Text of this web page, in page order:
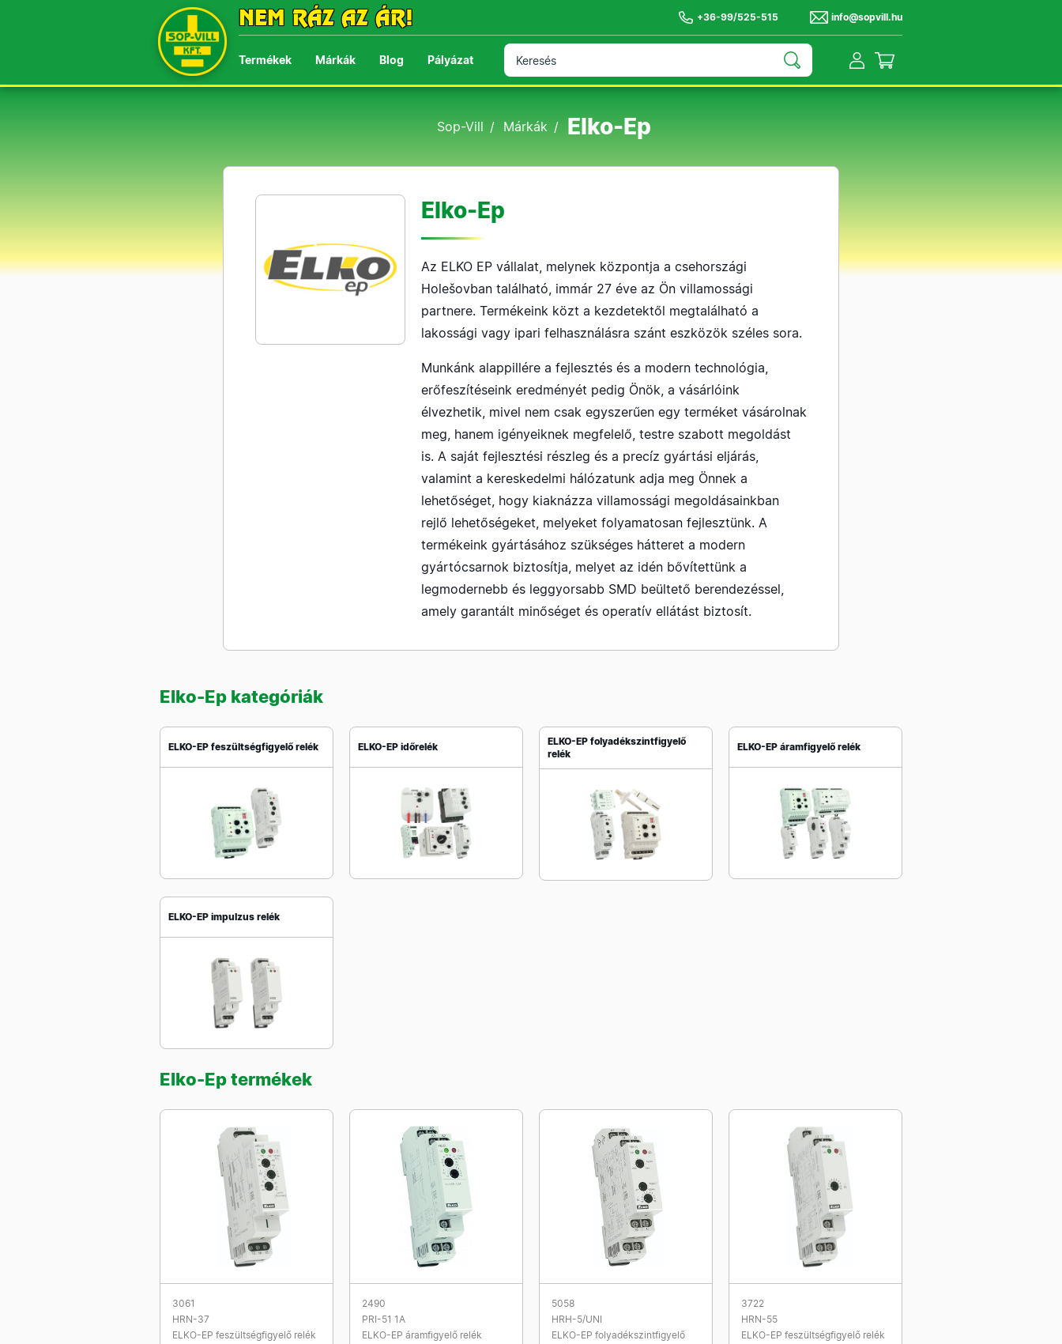
NEM RÁZ AZ ÁR! +36-99/525-515 info@sopvill.hu
Termékek Márkák Blog Pályázat
Sop-Vill Márkák Elko-Ep
Elko-Ep
Az ELKO EP vállalat, melynek központja a csehországi
Holešovban található, immár 27 éve az Ön villamossági
partnere. Termékeink közt a kezdetektől megtalálható a
lakossági vagy ipari felhasználásra szánt eszközök széles sora.
Munkánk alappillére a fejlesztés és a modern technológia,
erőfeszítéseink eredményét pedig Önök, a vásárlóink
élvezhetik, mivel nem csak egyszerűen egy terméket vásárolnak
meg, hanem igényeiknek megfelelő, testre szabott megoldást
is. A saját fejlesztési részleg és a precíz gyártási eljárás,
valamint a kereskedelmi hálózatunk adja meg Önnek a
lehetőséget, hogy kiaknázza villamossági megoldásainkban
rejlő lehetőségeket, melyeket folyamatosan fejlesztünk. A
termékeink gyártásához szükséges hátteret a modern
gyártócsarnok biztosítja, melyet az idén bővítettünk a
legmodernebb és leggyorsabb SMD beültető berendezéssel,
amely garantált minőséget és operatív ellátást biztosít.
Elko-Ep kategóriák
ELKO-EP feszültségfigyelő relék ELKO-EP időrelék
ELKO-EP folyadékszintfigyelő
relék
ELKO-EP áramfigyelő relék
ELKO-EP impulzus relék
Elko-Ep termékek
3061
HRN-37
ELKO-EP feszültségfigyelő relék
2490
PRI-51 1A
ELKO-EP áramfigyelő relék
5058
HRH-5/UNI
ELKO-EP folyadékszintfigyelő
3722
HRN-55
ELKO-EP feszültségfigyelő relék